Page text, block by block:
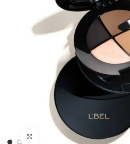
Haga Click para agrandar